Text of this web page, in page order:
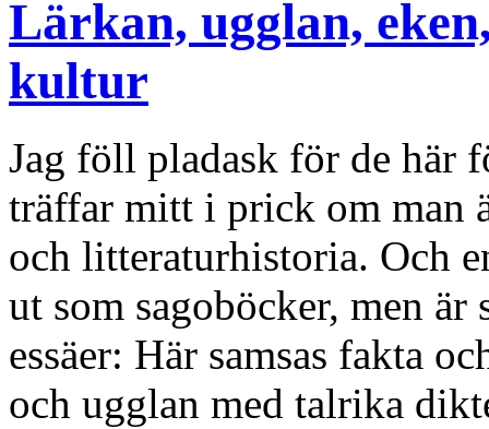
Lärkan, ugglan,
kultur
Jag föll pladask för de här
träffar mitt i prick om man
och litteraturhistoria. Och
ut som sagoböcker, men
essäer: Här samsas fakta
och ugglan med talrika